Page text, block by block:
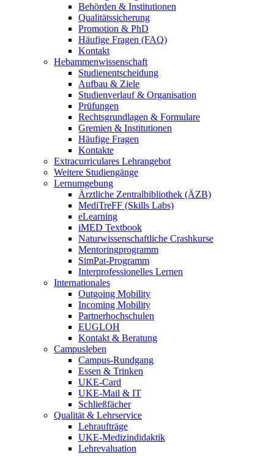
Behörden & Institutionen
Qualitätssicherung
Promotion & PhD
Häufige Fragen (FAQ)
Kontakt
Hebammenwissenschaft
Studienentscheidung
Aufbau & Ziele
Studienverlauf & Organisation
Prüfungen
Rechtsgrundlagen & Formulare
Gremien & Institutionen
Häufige Fragen
Kontakte
Extracurriculares Lehrangebot
Weitere Studiengänge
Lernumgebung
Ärztliche Zentralbibliothek (ÄZB)
MediTreFF (Skills Labs)
eLearning
iMED Textbook
Naturwissenschaftliche Crashkurse
Mentoringprogramm
SimPat-Programm
Interprofessionelles Lernen
Internationales
Outgoing Mobility
Incoming Mobility
Partnerhochschulen
EUGLOH
Kontakt & Beratung
Campusleben
Campus-Rundgang
Essen & Trinken
UKE-Card
UKE-Mail & IT
Schließfächer
Qualität & Lehrservice
Lehraufträge
UKE-Medizindidaktik
Lehrevaluation